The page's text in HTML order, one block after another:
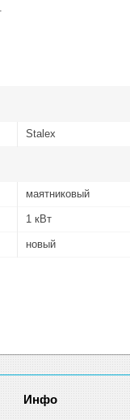
Stalex
маятниковый
1 кВт
новый
Инфо